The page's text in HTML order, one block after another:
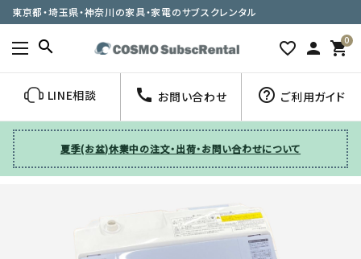
東京都・埼玉県・神奈川の家具・家電のサブスクレンタル
search favorite_border person 0
shopping_cart
LINE相談 call お問い合わせ help_outline ご利用ガイド
夏季(お盆)休業中の注文・出荷・お問い合わせについて